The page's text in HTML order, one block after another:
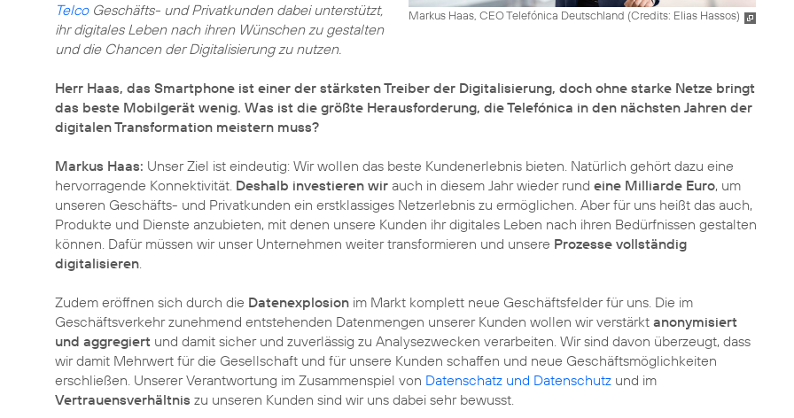
Markus Haas, CEO Telefónica Deutschland (Credits: Elias Hassos)
TelcoGeschäfts- und Privatkunden dabei unterstützt,
ihr digitales Leben nach ihren Wünschen zu gestalten
und die Chancen der Digitalisierung zu nutzen.
Herr Haas, das Smartphone ist einer der stärksten Treiber der Digitalisierung, doch ohne starke Netze bringt
das beste Mobilgerät wenig. Was ist die größte Herausforderung, die Telefónica in den nächsten Jahren der
digitalen Transformation meistern muss?
Markus Haas: Unser Ziel ist eindeutig: Wir wollen das beste Kundenerlebnis bieten. Natürlich gehört dazu eine
hervorragende Konnektivität. Deshalb investieren wir auch in diesem Jahr wieder rund eine Milliarde Euro, um
unseren Geschäfts- und Privatkunden ein erstklassiges Netzerlebnis zu ermöglichen. Aber für uns heißt das auch,
Produkte und Dienste anzubieten, mit denen unsere Kunden ihr digitales Leben nach ihren Bedürfnissen gestalten
können. Dafür müssen wir unser Unternehmen weiter transformieren und unsere Prozesse vollständig
digitalisieren.
Zudem eröffnen sich durch die Datenexplosion im Markt komplett neue Geschäftsfelder für uns. Die im
Geschäftsverkehr zunehmend entstehenden Datenmengen unserer Kunden wollen wir verstärkt anonymisiert
und aggregiert und damit sicher und zuverlässig zu Analysezwecken verarbeiten. Wir sind davon überzeugt, dass
wir damit Mehrwert für die Gesellschaft und für unsere Kunden schaffen und neue Geschäftsmöglichkeiten
erschließen. Unserer Verantwortung im Zusammenspiel von Datenschatz und Datenschutz und im
Vertrauensverhältnis zu unseren Kunden sind wir uns dabei sehr bewusst.